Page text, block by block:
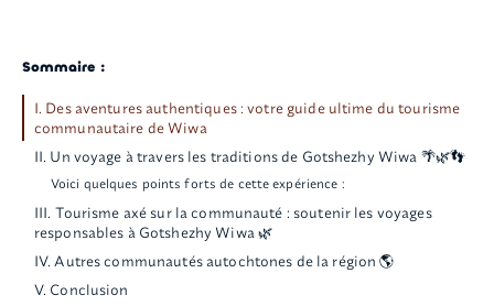
Sommaire :
I. Des aventures authentiques : votre guide ultime du tourisme
communautaire de Wiwa
II. Un voyage à travers les traditions de Gotshezhy Wiwa 🌴🌿👣
Voici quelques points forts de cette expérience :
III. Tourisme axé sur la communauté : soutenir les voyages
responsables à Gotshezhy Wiwa 🌿
IV. Autres communautés autochtones de la région 🌎
V. Conclusion